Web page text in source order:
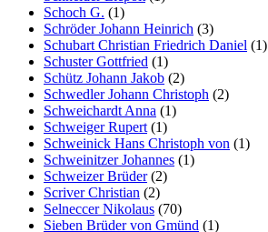
Schoch G. (1)
Schröder Johann Heinrich (3)
Schubart Christian Friedrich Daniel (1)
Schuster Gottfried (1)
Schütz Johann Jakob (2)
Schwedler Johann Christoph (2)
Schweichardt Anna (1)
Schweiger Rupert (1)
Schweinick Hans Christoph von (1)
Schweinitzer Johannes (1)
Schweizer Brüder(2)
Scriver Christian (2)
Selneccer Nikolaus (70)
Sieben Brüder von Gmünd (1)